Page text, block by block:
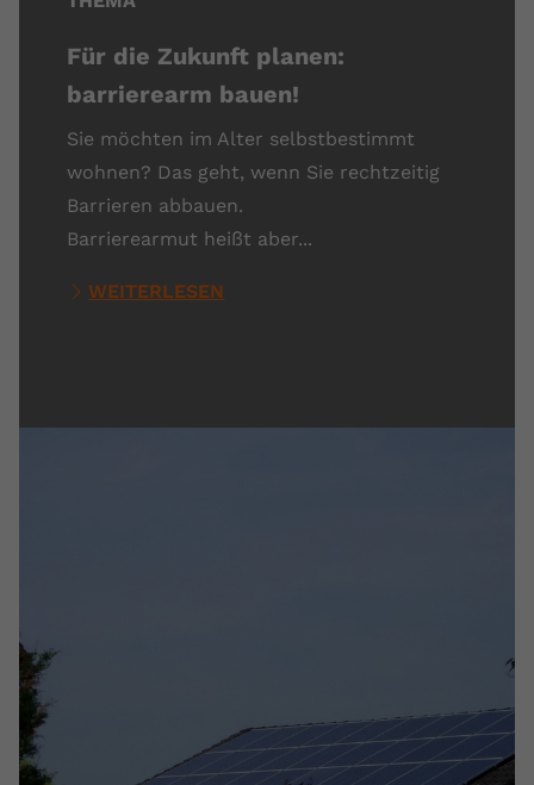
Für die Zukunft planen:
barrierearm bauen!
Sie möchten im Alter selbstbestimmt
wohnen? Das geht, wenn Sie rechtzeitig
Barrieren abbauen.
Barrierearmut heißt aber...
WEITERLESEN